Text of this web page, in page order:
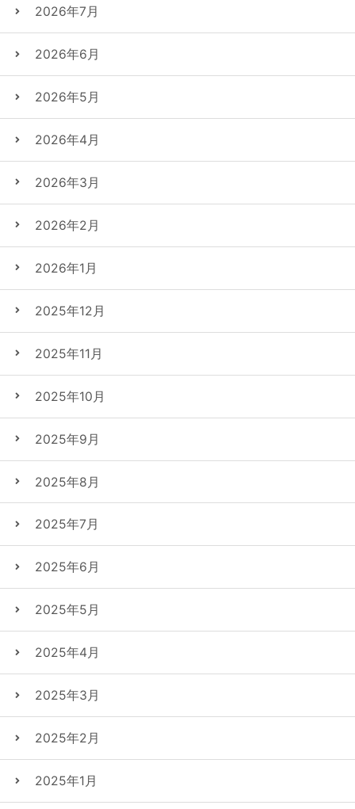
2026年7月
2026年6月
2026年5月
2026年4月
2026年3月
2026年2月
2026年1月
2025年12月
2025年11月
2025年10月
2025年9月
2025年8月
2025年7月
2025年6月
2025年5月
2025年4月
2025年3月
2025年2月
2025年1月